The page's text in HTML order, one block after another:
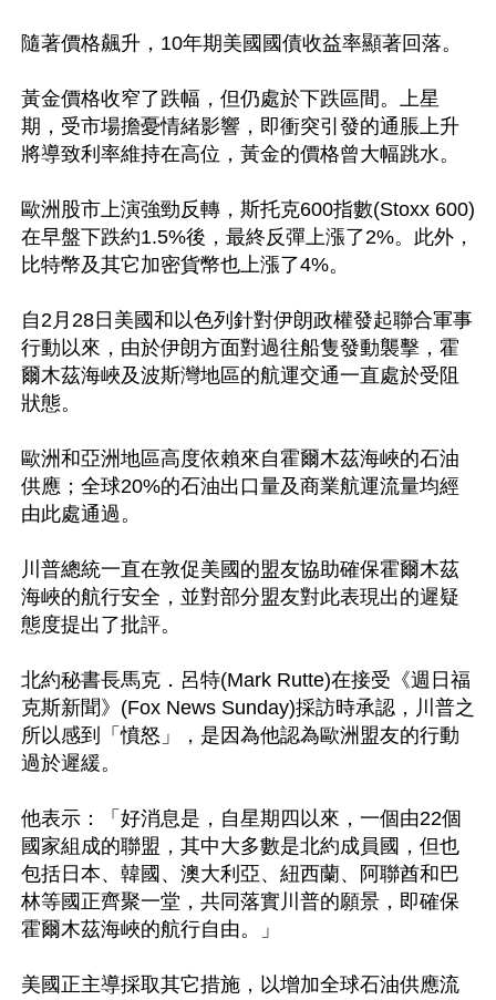
隨著價格飆升，10年期美國國債收益率顯著回落。
黃金價格收窄了跌幅，但仍處於下跌區間。上星
期，受市場擔憂情緒影響，即衝突引發的通脹上升
將導致利率維持在高位，黃金的價格曾大幅跳水。
歐洲股市上演強勁反轉，斯托克600指數(Stoxx 600)
在早盤下跌約1.5%後，最終反彈上漲了2%。此外，
比特幣及其它加密貨幣也上漲了4%。
自2月28日美國和以色列針對伊朗政權發起聯合軍事
行動以來，由於伊朗方面對過往船隻發動襲擊，霍
爾木茲海峽及波斯灣地區的航運交通一直處於受阻
狀態。
歐洲和亞洲地區高度依賴來自霍爾木茲海峽的石油
供應；全球20%的石油出口量及商業航運流量均經
由此處通過。
川普總統一直在敦促美國的盟友協助確保霍爾木茲
海峽的航行安全，並對部分盟友對此表現出的遲疑
態度提出了批評。
北約秘書長馬克．呂特(Mark Rutte)在接受《週日福
克斯新聞》(Fox News Sunday)採訪時承認，川普之
所以感到「憤怒」，是因為他認為歐洲盟友的行動
過於遲緩。
他表示：「好消息是，自星期四以來，一個由22個
國家組成的聯盟，其中大多數是北約成員國，但也
包括日本、韓國、澳大利亞、紐西蘭、阿聯酋和巴
林等國正齊聚一堂，共同落實川普的願景，即確保
霍爾木茲海峽的航行自由。」
美國正主導採取其它措施，以增加全球石油供應流